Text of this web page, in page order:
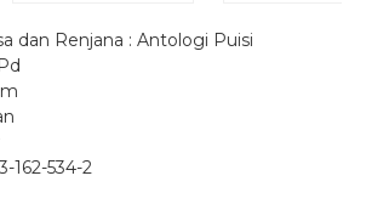
dan Renjana : Antologi Puisi
162-534-2